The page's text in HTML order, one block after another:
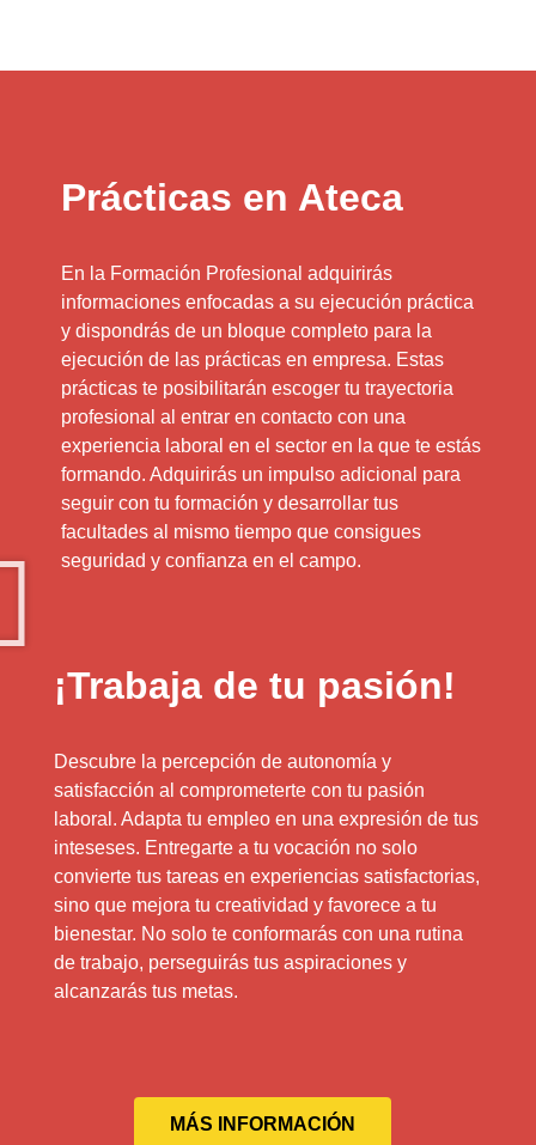
Prácticas en Ateca
En la Formación Profesional adquirirás
informaciones enfocadas a su ejecución práctica
y dispondrás de un bloque completo para la
ejecución de las prácticas en empresa. Estas
prácticas te posibilitarán escoger tu trayectoria
profesional al entrar en contacto con una
experiencia laboral en el sector en la que te estás
formando. Adquirirás un impulso adicional para
seguir con tu formación y desarrollar tus
facultades al mismo tiempo que consigues
seguridad y confianza en el campo.
¡Trabaja de tu pasión!
Descubre la percepción de autonomía y
satisfacción al comprometerte con tu pasión
laboral. Adapta tu empleo en una expresión de tus
inteseses. Entregarte a tu vocación no solo
convierte tus tareas en experiencias satisfactorias,
sino que mejora tu creatividad y favorece a tu
bienestar. No solo te conformarás con una rutina
de trabajo, perseguirás tus aspiraciones y
alcanzarás tus metas.
MÁS INFORMACIÓN